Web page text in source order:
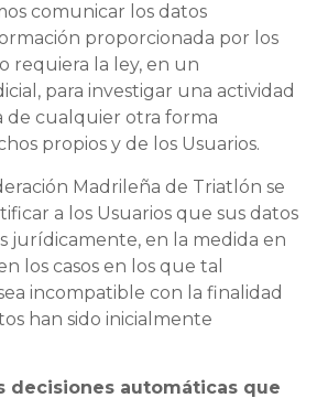
comunicar los datos
proporcionada por los
requiera la ley, en un
para investigar una actividad
de cualquier otra forma
propios y de los Usuarios.
Madrileña de Triatlón se
a los Usuarios que sus datos
jurídicamente, en la medida en
los casos en los que tal
incompatible con la finalidad
han sido inicialmente
decisiones automáticas que